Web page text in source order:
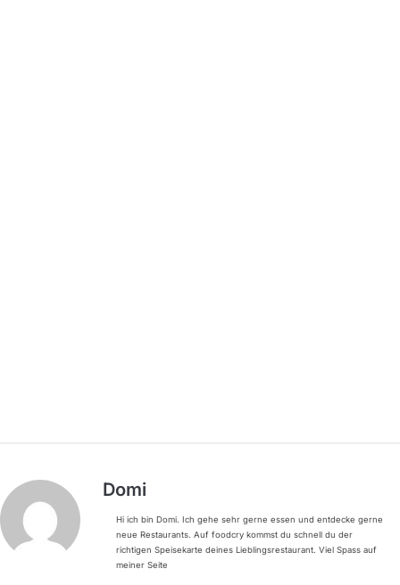
Domi
Hi ich bin Domi. Ich gehe sehr gerne essen und entdecke gerne
neue Restaurants. Auf foodcry kommst du schnell du der
richtigen Speisekarte deines Lieblingsrestaurant. Viel Spass auf
meiner Seite